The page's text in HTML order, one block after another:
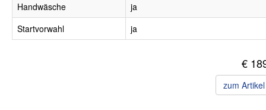
Handwäsche
ja
Startvorwahl
ja
€
zum